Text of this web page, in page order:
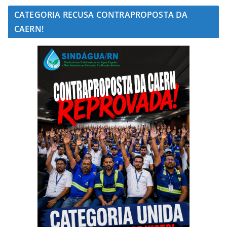
CATEGORIA RECUSA CONTRAPROPOSTA DA
CAERN!